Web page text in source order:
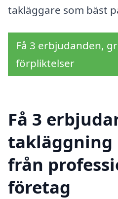
takläggare som bäst
Få 3 erbjudanden,
förpliktelser
Få 3
takläggning
från
företag